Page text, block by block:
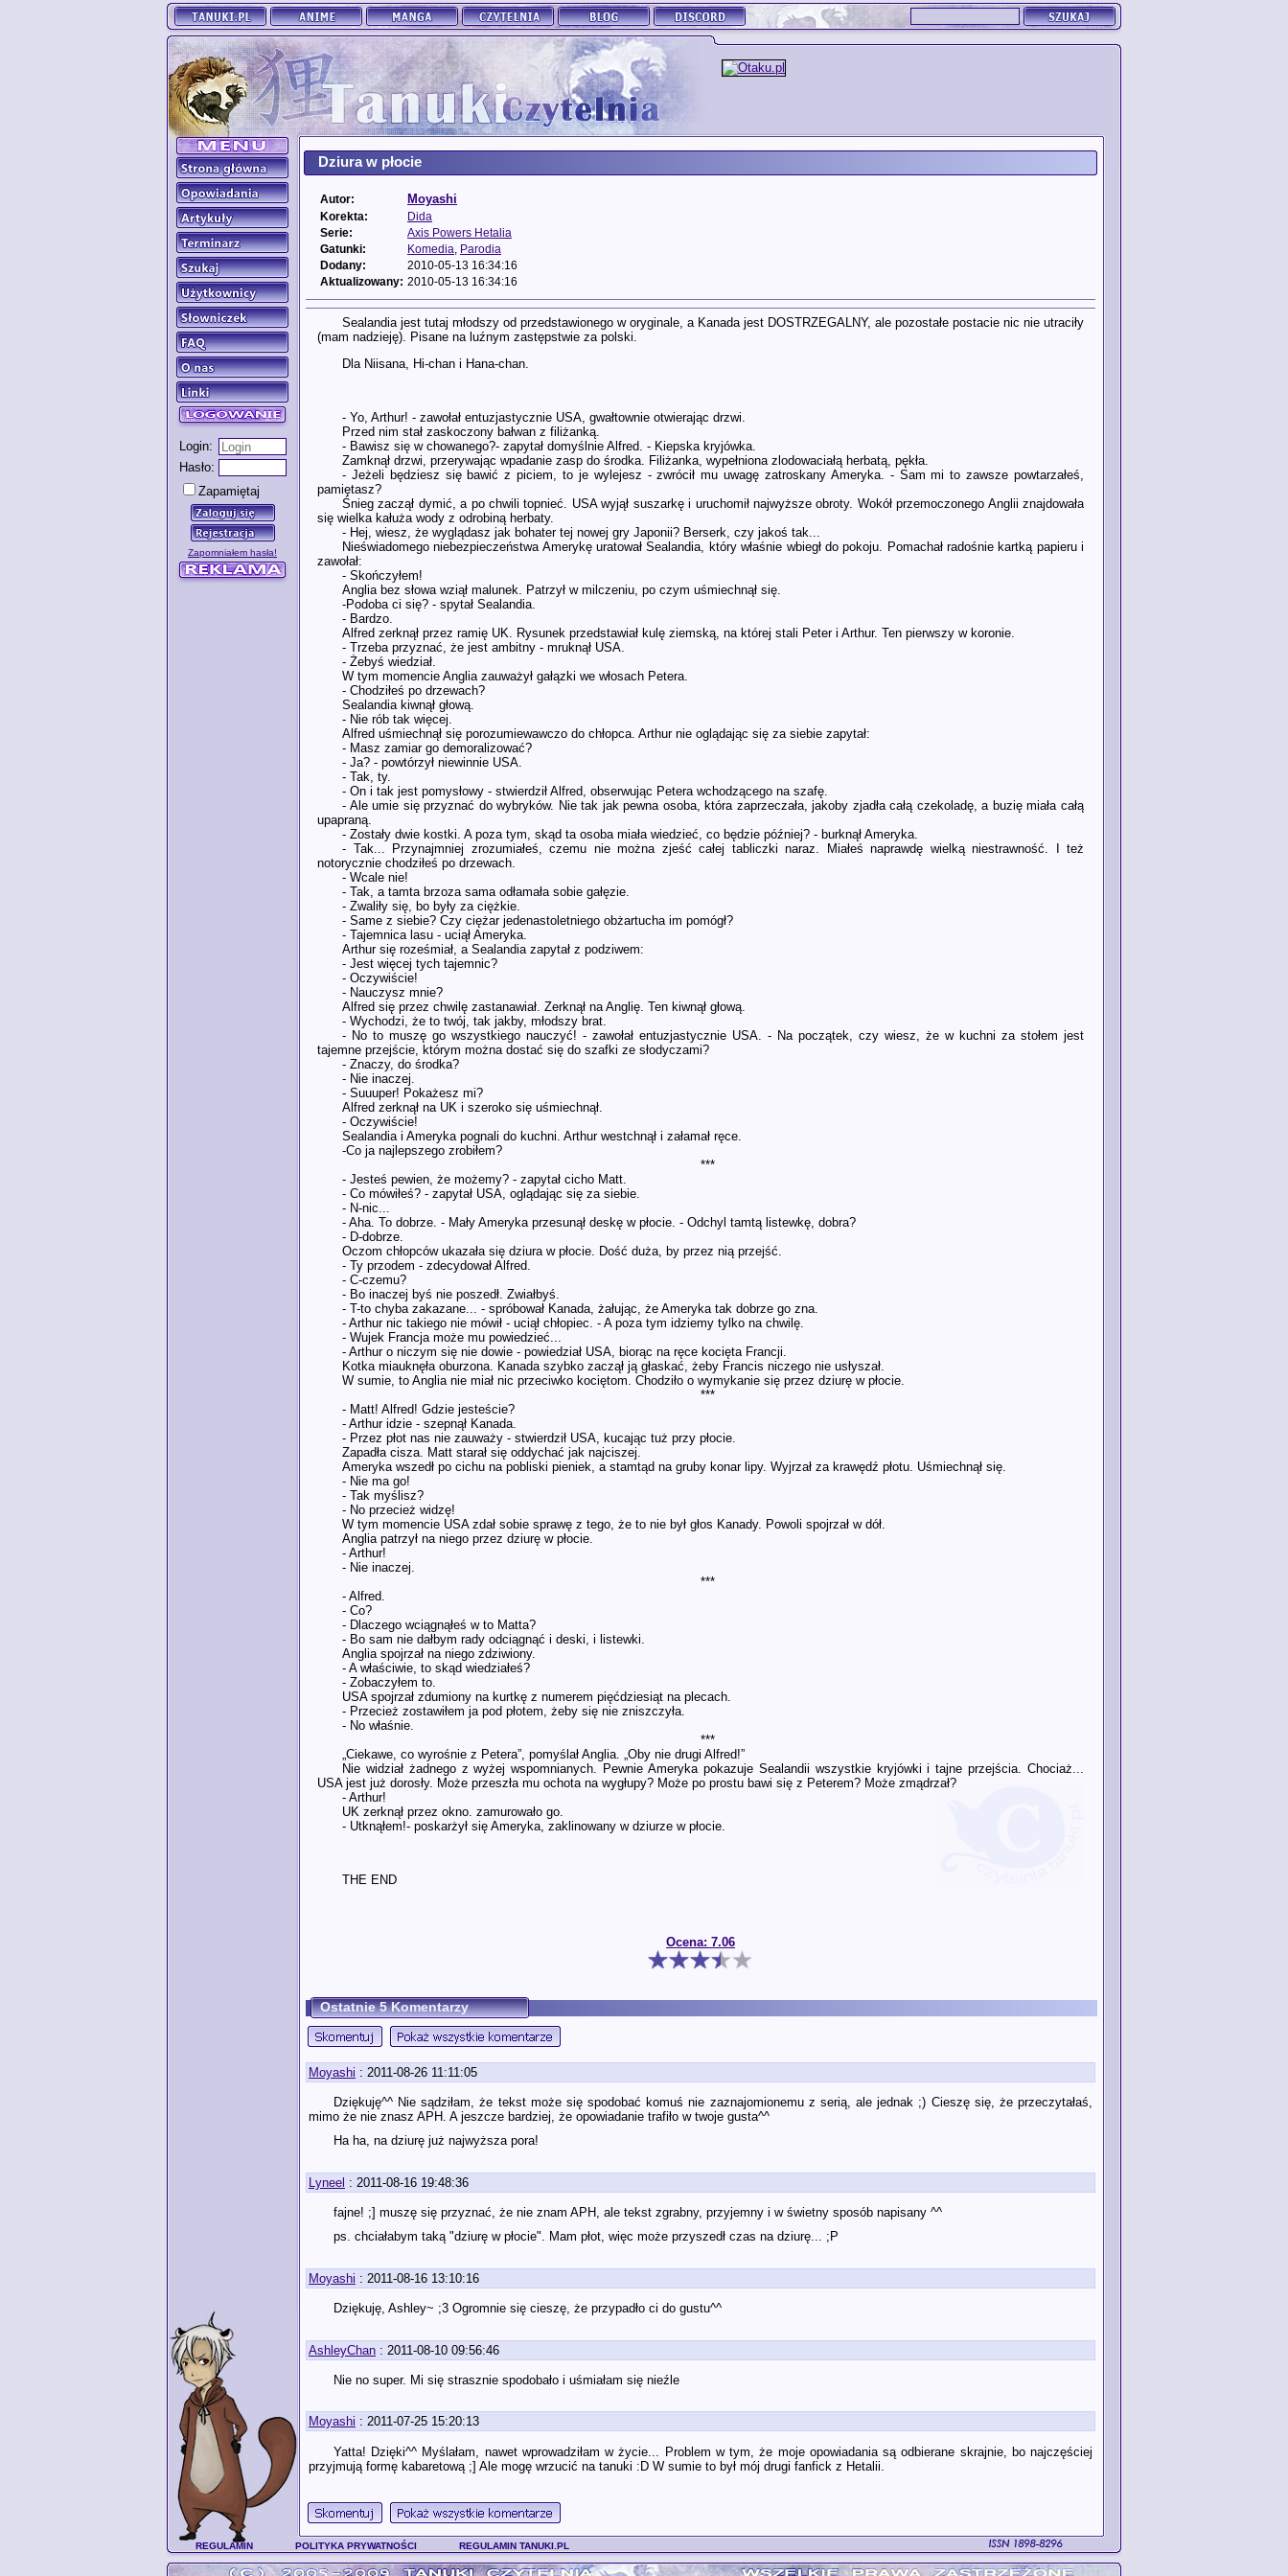
Login:
Hasło:
Zapamiętaj
Zapomniałem hasła!
Dziura w płocie
Autor: Moyashi
Korekta:
Dida
Serie:
Axis Powers Hetalia
Gatunki:
Komedia
Parodia
Dodany:
2010-05-13 16:34:16
Aktualizowany: 2010-05-13 16:34:16
Sealandia jest tutaj młodszy od przedstawionego w oryginale, a Kanada jest DOSTRZEGALNY, ale pozostałe postacie nic nie utraciły
(mam nadzieję). Pisane na luźnym zastępstwie za polski.
Dla Niisana, Hi-chan i Hana-chan.
- Yo, Arthur! - zawołał entuzjastycznie USA, gwałtownie otwierając drzwi.
Przed nim stał zaskoczony bałwan z filiżanką.
- Bawisz się w chowanego?- zapytał domyślnie Alfred. - Kiepska kryjówka.
Zamknął drzwi, przerywając wpadanie zasp do środka. Filiżanka, wypełniona zlodowaciałą herbatą, pękła.
- Jeżeli będziesz się bawić z piciem, to je wylejesz - zwrócił mu uwagę zatroskany Ameryka. - Sam mi to zawsze powtarzałeś,
pamiętasz?
Śnieg zaczął dymić, a po chwili topnieć. USA wyjął suszarkę i uruchomił najwyższe obroty. Wokół przemoczonego Anglii znajdowała
się wielka kałuża wody z odrobiną herbaty.
- Hej, wiesz, że wyglądasz jak bohater tej nowej gry Japonii? Berserk, czy jakoś tak...
Nieświadomego niebezpieczeństwa Amerykę uratował Sealandia, który właśnie wbiegł do pokoju. Pomachał radośnie kartką papieru i
zawołał:
- Skończyłem!
Anglia bez słowa wziął malunek. Patrzył w milczeniu, po czym uśmiechnął się.
-Podoba ci się? - spytał Sealandia.
- Bardzo.
Alfred zerknął przez ramię UK. Rysunek przedstawiał kulę ziemską, na której stali Peter i Arthur. Ten pierwszy w koronie.
- Trzeba przyznać, że jest ambitny - mruknął USA.
- Żebyś wiedział.
W tym momencie Anglia zauważył gałązki we włosach Petera.
- Chodziłeś po drzewach?
Sealandia kiwnął głową.
- Nie rób tak więcej.
Alfred uśmiechnął się porozumiewawczo do chłopca. Arthur nie oglądając się za siebie zapytał:
- Masz zamiar go demoralizować?
- Ja? - powtórzył niewinnie USA.
- Tak, ty.
- On i tak jest pomysłowy - stwierdził Alfred, obserwując Petera wchodzącego na szafę.
- Ale umie się przyznać do wybryków. Nie tak jak pewna osoba, która zaprzeczała, jakoby zjadła całą czekoladę, a buzię miała całą
upapraną.
- Zostały dwie kostki. A poza tym, skąd ta osoba miała wiedzieć, co będzie później? - burknął Ameryka.
- Tak... Przynajmniej zrozumiałeś, czemu nie można zjeść całej tabliczki naraz. Miałeś naprawdę wielką niestrawność. I też
notorycznie chodziłeś po drzewach.
- Wcale nie!
- Tak, a tamta brzoza sama odłamała sobie gałęzie.
- Zwaliły się, bo były za ciężkie.
- Same z siebie? Czy ciężar jedenastoletniego obżartucha im pomógł?
- Tajemnica lasu - uciął Ameryka.
Arthur się roześmiał, a Sealandia zapytał z podziwem:
- Jest więcej tych tajemnic?
- Oczywiście!
- Nauczysz mnie?
Alfred się przez chwilę zastanawiał. Zerknął na Anglię. Ten kiwnął głową.
- Wychodzi, że to twój, tak jakby, młodszy brat.
- No to muszę go wszystkiego nauczyć! - zawołał entuzjastycznie USA. - Na początek, czy wiesz, że w kuchni za stołem jest
tajemne przejście, którym można dostać się do szafki ze słodyczami?
- Znaczy, do środka?
- Nie inaczej.
- Suuuper! Pokażesz mi?
Alfred zerknął na UK i szeroko się uśmiechnął.
- Oczywiście!
Sealandia i Ameryka pognali do kuchni. Arthur westchnął i załamał ręce.
-Co ja najlepszego zrobiłem?
***
- Jesteś pewien, że możemy? - zapytał cicho Matt.
- Co mówiłeś? - zapytał USA, oglądając się za siebie.
- N-nic...
- Aha. To dobrze. - Mały Ameryka przesunął deskę w płocie. - Odchyl tamtą listewkę, dobra?
- D-dobrze.
Oczom chłopców ukazała się dziura w płocie. Dość duża, by przez nią przejść.
- Ty przodem - zdecydował Alfred.
- C-czemu?
- Bo inaczej byś nie poszedł. Zwiałbyś.
- T-to chyba zakazane... - spróbował Kanada, żałując, że Ameryka tak dobrze go zna.
- Arthur nic takiego nie mówił - uciął chłopiec. - A poza tym idziemy tylko na chwilę.
- Wujek Francja może mu powiedzieć...
- Arthur o niczym się nie dowie - powiedział USA, biorąc na ręce kocięta Francji.
Kotka miauknęła oburzona. Kanada szybko zaczął ją głaskać, żeby Francis niczego nie usłyszał.
W sumie, to Anglia nie miał nic przeciwko kociętom. Chodziło o wymykanie się przez dziurę w płocie.
***
- Matt! Alfred! Gdzie jesteście?
- Arthur idzie - szepnął Kanada.
- Przez płot nas nie zauważy - stwierdził USA, kucając tuż przy płocie.
Zapadła cisza. Matt starał się oddychać jak najciszej.
Ameryka wszedł po cichu na pobliski pieniek, a stamtąd na gruby konar lipy. Wyjrzał za krawędź płotu. Uśmiechnął się.
- Nie ma go!
- Tak myślisz?
- No przecież widzę!
W tym momencie USA zdał sobie sprawę z tego, że to nie był głos Kanady. Powoli spojrzał w dół.
Anglia patrzył na niego przez dziurę w płocie.
- Arthur!
- Nie inaczej.
***
- Alfred.
- Co?
- Dlaczego wciągnąłeś w to Matta?
- Bo sam nie dałbym rady odciągnąć i deski, i listewki.
Anglia spojrzał na niego zdziwiony.
- A właściwie, to skąd wiedziałeś?
- Zobaczyłem to.
USA spojrzał zdumiony na kurtkę z numerem pięćdziesiąt na plecach.
- Przecież zostawiłem ja pod płotem, żeby się nie zniszczyła.
- No właśnie.
***
„Ciekawe, co wyrośnie z Petera”, pomyślał Anglia. „Oby nie drugi Alfred!”
Nie widział żadnego z wyżej wspomnianych. Pewnie Ameryka pokazuje Sealandii wszystkie kryjówki i tajne przejścia. Chociaż...
USA jest już dorosły. Może przeszła mu ochota na wygłupy? Może po prostu bawi się z Peterem? Może zmądrzał?
- Arthur!
UK zerknął przez okno. zamurowało go.
- Utknąłem!- poskarżył się Ameryka, zaklinowany w dziurze w płocie.
THE END
Ocena: 7.06
Ostatnie 5 Komentarzy
Moyashi : 2011-08-26 11:11:05
Dziękuję^^ Nie sądziłam, że tekst może się spodobać komuś nie zaznajomionemu z serią, ale jednak ;) Cieszę się, że przeczytałaś,
mimo że nie znasz APH. A jeszcze bardziej, że opowiadanie trafiło w twoje gusta^^
Ha ha, na dziurę już najwyższa pora!
Lyneel : 2011-08-16 19:48:36
fajne! ;] muszę się przyznać, że nie znam APH, ale tekst zgrabny, przyjemny i w świetny sposób napisany ^^
ps. chciałabym taką "dziurę w płocie". Mam płot, więc może przyszedł czas na dziurę... ;P
Moyashi : 2011-08-16 13:10:16
Dziękuję, Ashley~ ;3 Ogromnie się cieszę, że przypadło ci do gustu^^
AshleyChan : 2011-08-10 09:56:46
Nie no super. Mi się strasznie spodobało i uśmiałam się nieźle
Moyashi : 2011-07-25 15:20:13
Yatta! Dzięki^^ Myślałam, nawet wprowadziłam w życie... Problem w tym, że moje opowiadania są odbierane skrajnie, bo najczęściej
przyjmują formę kabaretową ;] Ale mogę wrzucić na tanuki :D W sumie to był mój drugi fanfick z Hetalii.
REGULAMIN POLITYKA PRYWATNOŚCI REGULAMIN TANUKI.PL